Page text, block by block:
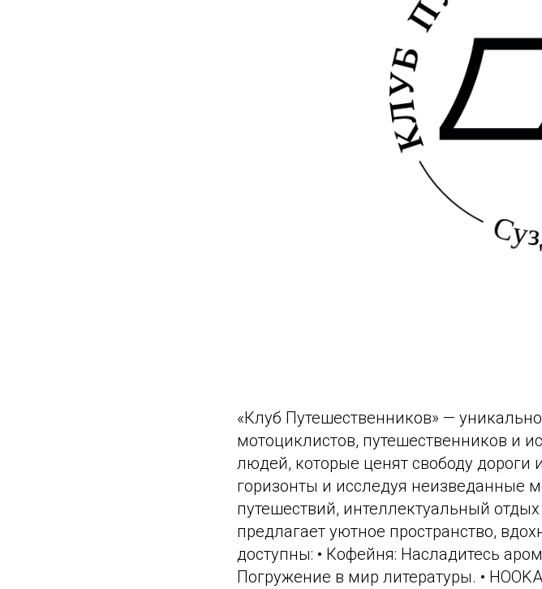
«Клуб Путешественников» —
мотоциклистов, путешественников и
людей, которые ценят свободу
горизонты и исследуя неизведанные
путешествий, интеллектуальный
предлагает уютное пространство,
доступны: • Кофейня: Насладитесь
Погружение в мир литературы. •